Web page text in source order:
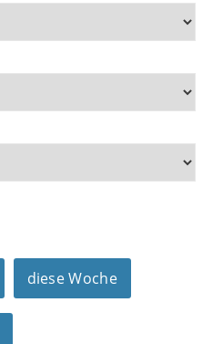
diese Woche